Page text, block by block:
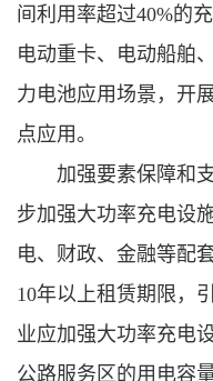
间利用率超过40%的
电动重卡、电动船舶
力电池应用场景，开
点应用。
加强要素保障和
步加强大功率充电设
电、财政、金融等配
10年以上租赁期限，
业应加强大功率充电
公路服务区的用电容